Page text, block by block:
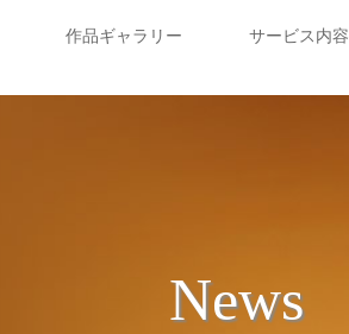
作品ギャラリー サービス内容
News